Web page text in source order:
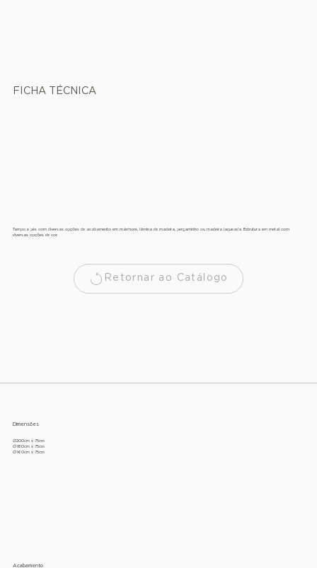
FICHA TÉCNICA
Tampo e pés com diversas opções de acabamento em mármore, lâmina de madeira, pergaminho ou madeira laqueada. Estrutura em metal com
diversas opções de cor.
Retornar ao Catálogo
Dimensões
∅200cm x 75cm
∅180cm x 75cm
∅160cm x 75cm
Acabamento